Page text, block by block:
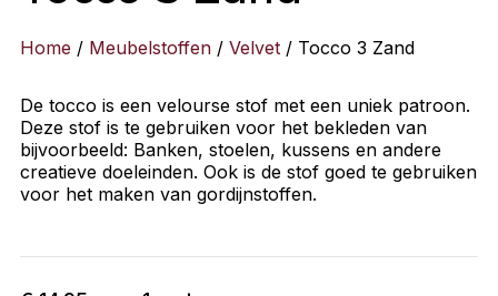
Home / Meubelstoffen / Velvet / Tocco 3 Zand
De tocco is een velourse stof met een uniek patroon.
Deze stof is te gebruiken voor het bekleden van
bijvoorbeeld: Banken, stoelen, kussens en andere
creatieve doeleinden. Ook is de stof goed te gebruiken
voor het maken van gordijnstoffen.